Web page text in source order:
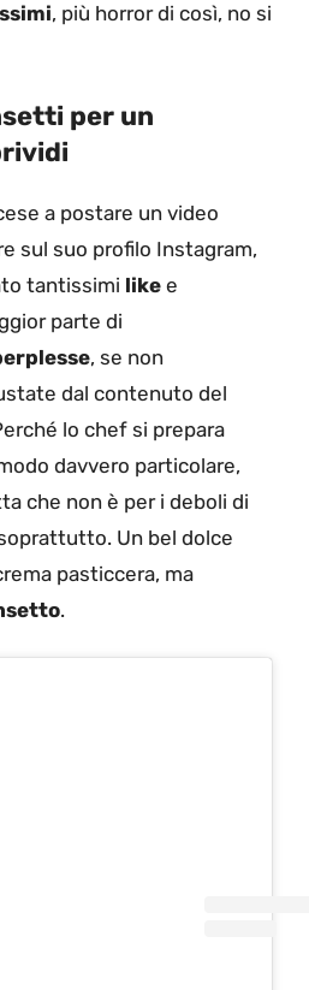
, più horror di così, no si
per un
a postare un video
sul suo profilo Instagram,
tantissimi like e
parte di
, se non
dal contenuto del
lo chef si prepara
davvero particolare,
che non è per i deboli di
Un bel dolce
pasticcera, ma
.